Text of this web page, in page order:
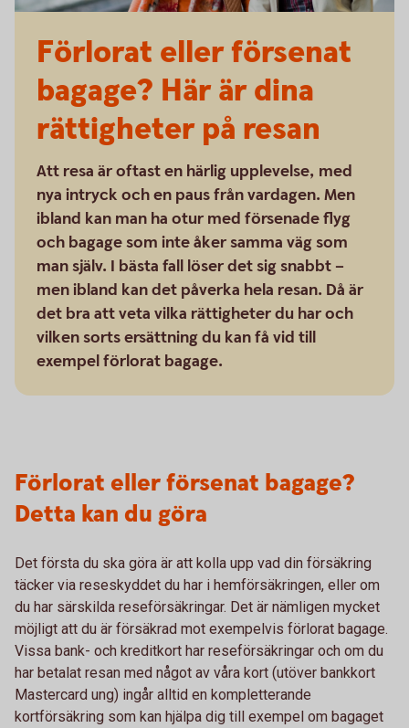
Förlorat eller försenat
bagage? Här är dina
rättigheter på resan
Att resa är oftast en härlig upplevelse, med
nya intryck och en paus från vardagen. Men
ibland kan man ha otur med försenade flyg
och bagage som inte åker samma väg som
man själv. I bästa fall löser det sig snabbt –
men ibland kan det påverka hela resan. Då är
det bra att veta vilka rättigheter du har och
vilken sorts ersättning du kan få vid till
exempel förlorat bagage.
Förlorat eller försenat bagage?
Detta kan du göra
Det första du ska göra är att kolla upp vad din försäkring
täcker via reseskyddet du har i hemförsäkringen, eller om
du har särskilda reseförsäkringar. Det är nämligen mycket
möjligt att du är försäkrad mot exempelvis förlorat bagage.
Vissa bank- och kreditkort har reseförsäkringar och om du
har betalat resan med något av våra kort (utöver bankkort
Mastercard ung) ingår alltid en kompletterande
kortförsäkring som kan hjälpa dig till exempel om bagaget